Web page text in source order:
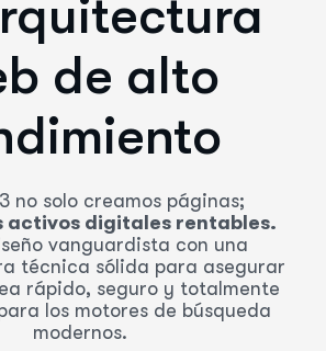
de alto
no solo creamos páginas;
activos digitales rentables.
vanguardista con una
técnica sólida para asegurar
rápido, seguro y totalmente
los motores de búsqueda
modernos.